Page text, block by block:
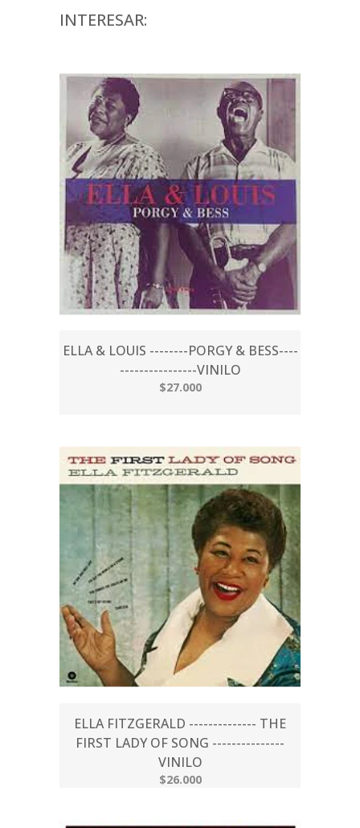
INTERESAR:
ELLA & LOUIS --------PORGY & BESS----
----------------VINILO
$27.000
ELLA FITZGERALD -------------- THE
FIRST LADY OF SONG ---------------
VINILO
$26.000